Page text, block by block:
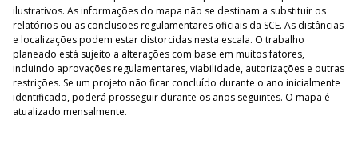
ilustrativos. As informações do mapa não se destinam a substituir os
relatórios ou as conclusões regulamentares oficiais da SCE. As distâncias
e localizações podem estar distorcidas nesta escala. O trabalho
planeado está sujeito a alterações com base em muitos fatores,
incluindo aprovações regulamentares, viabilidade, autorizações e outras
restrições. Se um projeto não ficar concluído durante o ano inicialmente
identificado, poderá prosseguir durante os anos seguintes. O mapa é
atualizado mensalmente.